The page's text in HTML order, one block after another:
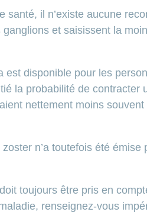
il n’existe aucune
et saisissent la
est disponible pour les
la probabilité de contracter
nettement moins
n’a toutefois été émise
toujours être pris en
renseignez-vous